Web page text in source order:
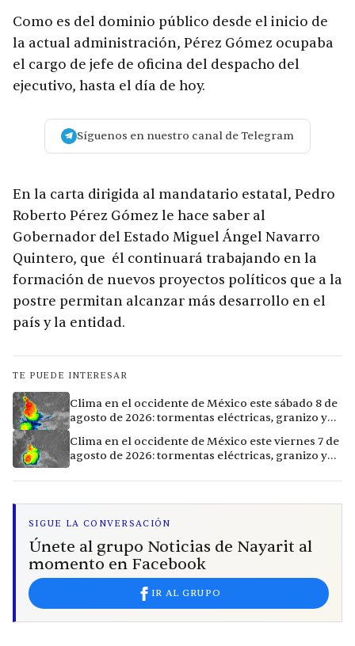
Como es del dominio público desde el inicio de
la actual administración, Pérez Gómez ocupaba
el cargo de jefe de oficina del despacho del
ejecutivo, hasta el día de hoy.
Síguenos en nuestro canal de Telegram
En la carta dirigida al mandatario estatal, Pedro
Roberto Pérez Gómez le hace saber al
Gobernador del Estado Miguel Ángel Navarro
Quintero, que él continuará trabajando en la
formación de nuevos proyectos políticos que a la
postre permitan alcanzar más desarrollo en el
país y la entidad.
TE PUEDE INTERESAR
Clima en el occidente de México este sábado 8 de
agosto de 2026: tormentas eléctricas, granizo y
Clima en el occidente de México este viernes 7 de
agosto de 2026: tormentas eléctricas, granizo y
SIGUE LA CONVERSACIÓN
Únete al grupo Noticias de Nayarit al
momento en Facebook
IR AL GRUPO